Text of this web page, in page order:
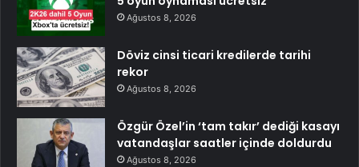
Ağustos 8, 2026
Döviz cinsi ticari kredilerde tarihi
rekor
Ağustos 8, 2026
Özgür Özel’in ‘tam takır’ dediği kasayı
vatandaşlar saatler içinde doldurdu
Ağustos 8, 2026